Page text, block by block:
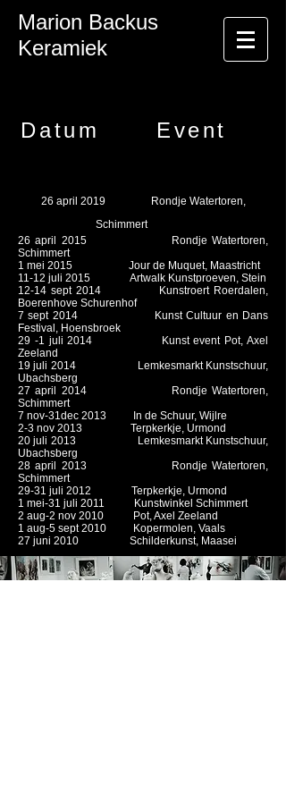
Marion Backus
Keramiek
Datum Event
26 april 2019 Rondje Watertoren,
Schimmert
26 april 2015 Rondje Watertoren,
Schimmert
1 mei 2015 Jour de Muquet, Maastricht
11-12 juli 2015 Artwalk Kunstproeven, Stein
12-14 sept 2014 Kunstroert Roerdalen,
Boerenhove Schurenhof
7 sept 2014 Kunst Cultuur en Dans
Festival, Hoensbroek
29 -1 juli 2014 Kunst event Pot, Axel
Zeeland
19 juli 2014 Lemkesmarkt Kunstschuur,
Ubachsberg
27 april 2014 Rondje Watertoren,
Schimmert
7 nov-31dec 2013 In de Schuur, Wijlre
2-3 nov 2013 Terpkerkje, Urmond
20 juli 2013 Lemkesmarkt Kunstschuur,
Ubachsberg
28 april 2013 Rondje Watertoren,
Schimmert
29-31 juli 2012 Terpkerkje, Urmond
1 mei-31 juli 2011 Kunstwinkel Schimmert
2 aug-2 nov 2010 Pot, Axel Zeeland
1 aug-5 sept 2010 Kopermolen, Vaals
27 juni 2010 Schilderkunst, Maasei